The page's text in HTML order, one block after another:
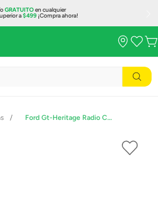
GRATUITOen cualquier
a$499¡Compra ahora!
Ford Gt-Heritage Radio Control Escala 1:14